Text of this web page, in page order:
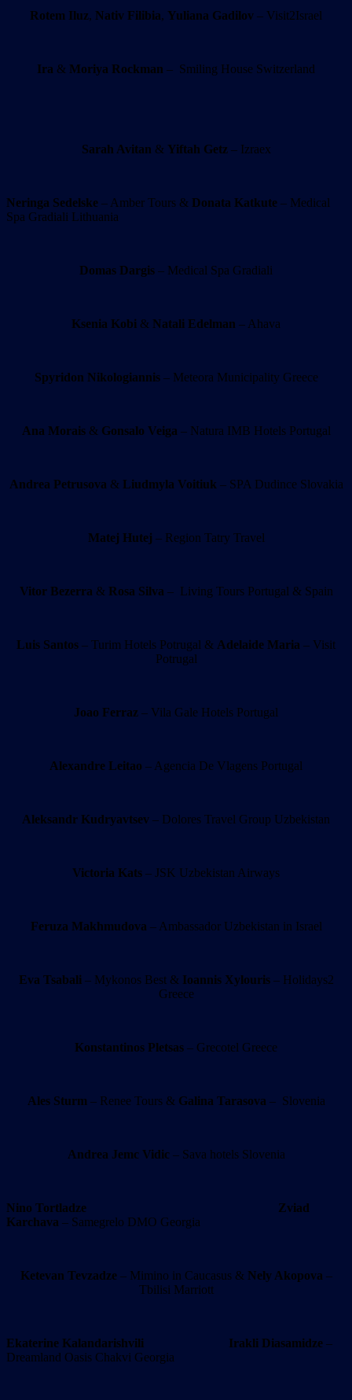
Rotem Iluz, Nativ Filibia, Yuliana Gadilov – Visit2Israel
Ira & Moriya Rockman – Smiling House Switzerland
Sarah Avitan & Yiftah Getz– Izraex
Neringa Sedelske – Amber Tours & Donata Katkute – Medical
Spa Gradiali Lithuania
Domas Dargis – Medical Spa Gradiali
Ksenia Kobi & Natali Edelman – Ahava
Spyridon Nikologiannis– Meteora Municipality Greece
Ana Morais& Gonsalo Veiga – Natura IMB Hotels Portugal
Andrea Petrusova & Liudmyla Voitiuk – SPA Dudince Slovakia
Matej Hutej – Region Tatry Travel
Vitor Bezerra & Rosa Silva – Living Tours Portugal & Spain
Luis Santos – Turim Hotels Potrugal & Adelaide Maria – Visit
Potrugal
Joao Ferraz – Vila Gale Hotels Portugal
Alexandre Leitao – Agencia De Vlagens Portugal
Aleksandr Kudryavtsev – Dolores Travel Group Uzbekistan
Victoria Kats – JSK Uzbekistan Airways
Feruza Makhmudova – Ambassador Uzbekistan in Israel
Eva Tsabali – Mykonos Best & Ioannis Xylouris– Holidays2
Greece
Konstantinos Pletsas – Grecotel Greece
Ales Sturm – Renee Tours & Galina Tarasova – Slovenia
Andrea Jemc Vidic– Sava hotels Slovenia
Nino Tortladze
Zviad
Karchava – Samegrelo DMO Georgia
Ketevan Tevzadze– Mimino in Caucasus & Nely Akopova –
Tbilisi Marriott
Ekaterine Kalandarishvili Irakli Diasamidze –
Dreamland Oasis Chakvi Georgia